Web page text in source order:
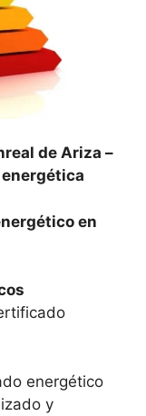
de Ariza –
en
energético
y